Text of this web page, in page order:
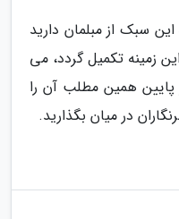
سبک از مبلمان دارید
زمینه تکمیل گردد، می
پایین همین مطلب آن را
در میان بگذارید.